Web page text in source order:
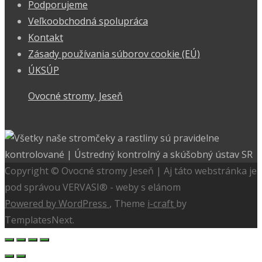
Podporujeme
Veľkoobchodná spolupráca
Kontakt
Zásady používania súborov cookie (EÚ)
ÚKSÚP
Ovocné stromy, Jeseň
Copyright © Ovocné stromy Jeseň | Aj táto webstránka je
pod správou VERVASI® - weby s elánom
Powered by WordPress , Theme i-craft by
TemplatesNext.